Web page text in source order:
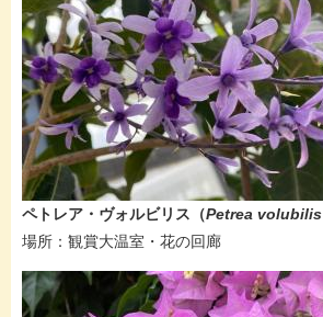
ペトレア・ヴォルビリス ​（Petrea volubilis
場所：​観賞大温室・花の回廊